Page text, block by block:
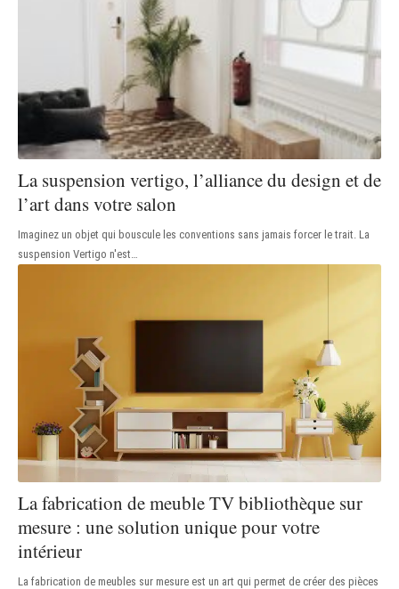
La suspension vertigo, l’alliance du design et de
l’art dans votre salon
Imaginez un objet qui bouscule les conventions sans jamais forcer le trait. La
suspension Vertigo n'est…
La fabrication de meuble TV bibliothèque sur
mesure : une solution unique pour votre
intérieur
La fabrication de meubles sur mesure est un art qui permet de créer des pièces